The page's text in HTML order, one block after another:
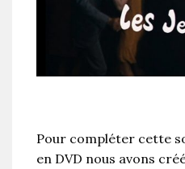
Pour compléter cette
en DVD nous avons